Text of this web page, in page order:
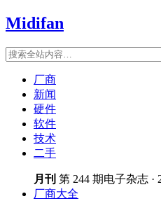
Midifan
厂商
新闻
硬件
软件
技术
二手
月刊 第 244 期电子杂志 ·
厂商大全